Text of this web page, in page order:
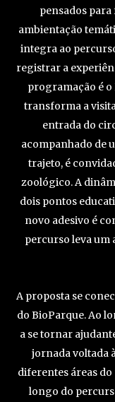
pensados
ambientação
integra ao
registrar a
programação é o
transforma a
entrada do
acompanhado de
trajeto, é
zoológico. A
dois pontos
novo adesivo é
percurso leva um
A proposta se
do BioParque. Ao
a se tornar
jornada voltada
diferentes áreas do
longo do